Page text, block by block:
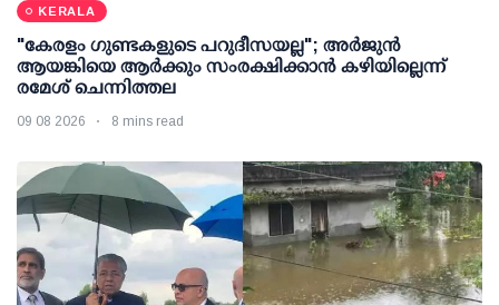
KERALA
"കേരളം ഗുണ്ടകളുടെ പറുദീസയല്ല"; അർജുൻ
ആയങ്കിയെ ആർക്കും സംരക്ഷിക്കാൻ കഴിയില്ലെന്ന്
രമേശ് ചെന്നിത്തല
09 08 2026 8 mins read